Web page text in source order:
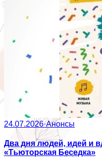
24.07.2026·Анонсы
Два дня людей, идей и
«Тьюторская Беседка»